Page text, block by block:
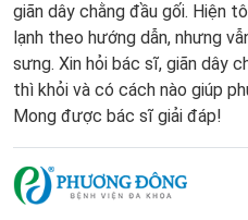
giãn dây chằng đầu gối. Hiện
lạnh theo hướng dẫn, nhưng
sưng. Xin hỏi bác sĩ, giãn dây
thì khỏi và có cách nào giúp
Mong được bác sĩ giải đáp!